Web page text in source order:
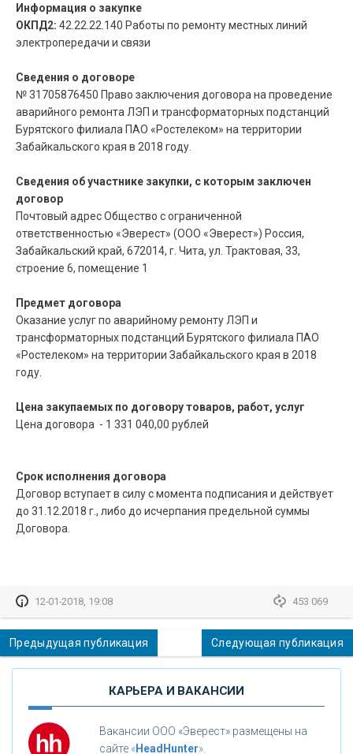
Информация о закупке
ОКПД2: 42.22.22.140 Работы по ремонту местных линий
электропередачи и связи
Сведения о договоре
№ 31705876450 Право заключения договора на проведение
аварийного ремонта ЛЭП и трансформаторных подстанций
Бурятского филиала ПАО «Ростелеком» на территории
Забайкальского края в 2018 году.
Сведения об участнике закупки, с которым заключен
договор
Почтовый адрес Общество с ограниченной
ответственностью «Эверест» (ООО «Эверест») Россия,
Забайкальский край, 672014, г. Чита, ул. Трактовая, 33,
строение 6, помещение 1
Предмет договора
Оказание услуг по аварийному ремонту ЛЭП и
трансформаторных подстанций Бурятского филиала ПАО
«Ростелеком» на территории Забайкальского края в 2018
году.
Цена закупаемых по договору товаров, работ, услуг
Цена договора - 1 331 040,00 рублей
Срок исполнения договора
Договор вступает в силу с момента подписания и действует
до 31.12.2018 г., либо до исчерпания предельной суммы
Договора.
453 069
12-01-2018, 19:08
Предыдущая публикация Следующая публикация
КАРЬЕРА И ВАКАНСИИ
Вакансии ООО «Эверест» размещены на
сайте «HeadHunter»